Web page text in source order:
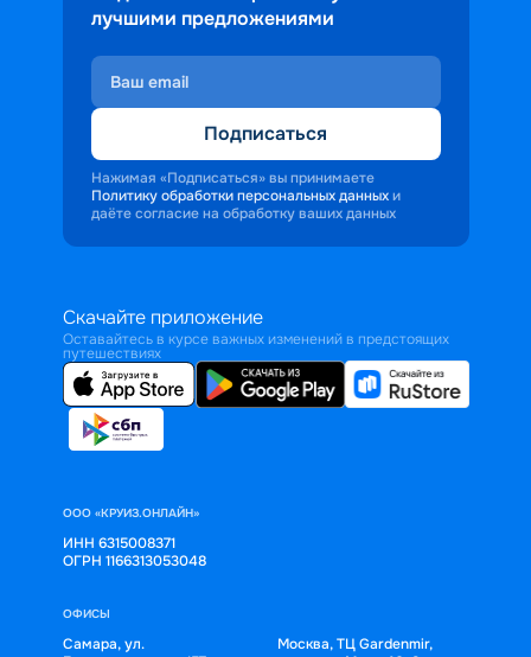
лучшими предложениями
Подписаться
Нажимая «Подписаться» вы принимаете
Политику обработки персональных данных и
даёте согласие на обработку ваших данных
Скачайте приложение
Оставайтесь в курсе важных изменений в предстоящих
путешествиях
ООО «КРУИЗ.ОНЛАЙН»
ИНН 6315008371
ОГРН 1166313053048
ОФИСЫ
Самара, ул.
Москва, ТЦ Gardenmir,